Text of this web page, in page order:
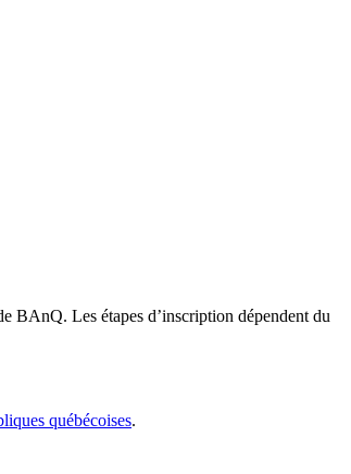
BAnQ. Les étapes d’inscription dépendent du
québécoises.